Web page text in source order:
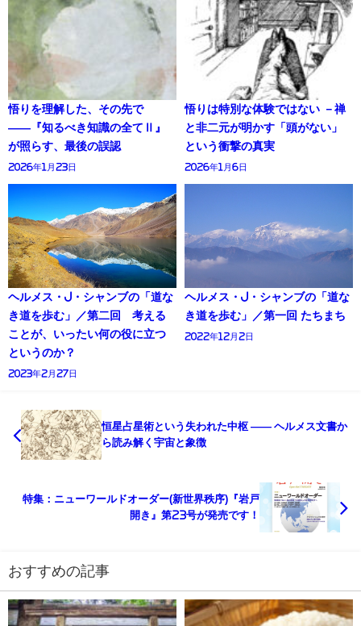
悟りを理解した、その先で
――『知るべき知識の全てⅡ』
が照らす、最後の誤認
2026年1月23日
悟りは特別な体験ではない －禅
と非二元が明かす「頭がない」
という衝撃の真実
2026年1月6日
ヘルメス・J・シャンブの「道な
き道を歩む」／第二回 考える
ことが、いったい何の役に立つ
というのか？
2023年2月27日
ヘルメス・J・シャンブの「道な
き道を歩む」／第一回 たちまち
2022年12月2日
恒星占星術という失われた中枢 ―― ヘルメス文書か
ら読み解く宇宙と象徴
特集：ニューワールドオーダー(新世界秩序)『岩戸
開き』第23号が発売です！
おすすめの記事